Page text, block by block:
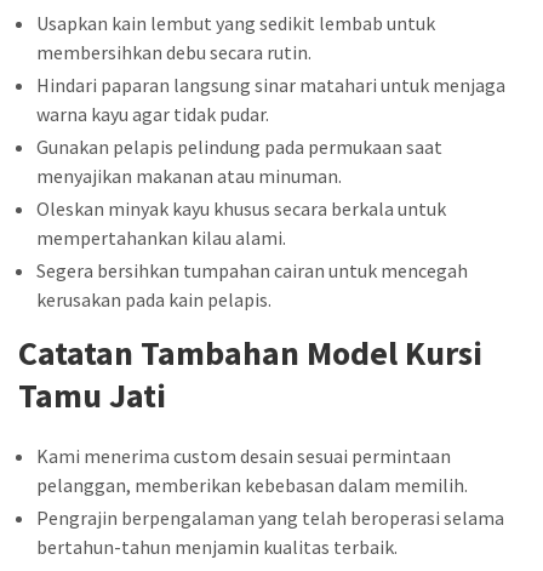
Usapkan kain lembut yang sedikit lembab untuk
membersihkan debu secara rutin.
Hindari paparan langsung sinar matahari untuk menjaga
warna kayu agar tidak pudar.
Gunakan pelapis pelindung pada permukaan saat
menyajikan makanan atau minuman.
Oleskan minyak kayu khusus secara berkala untuk
mempertahankan kilau alami.
Segera bersihkan tumpahan cairan untuk mencegah
kerusakan pada kain pelapis.
Catatan Tambahan Model Kursi
Tamu Jati
Kami menerima custom desain sesuai permintaan
pelanggan, memberikan kebebasan dalam memilih.
Pengrajin berpengalaman yang telah beroperasi selama
bertahun-tahun menjamin kualitas terbaik.